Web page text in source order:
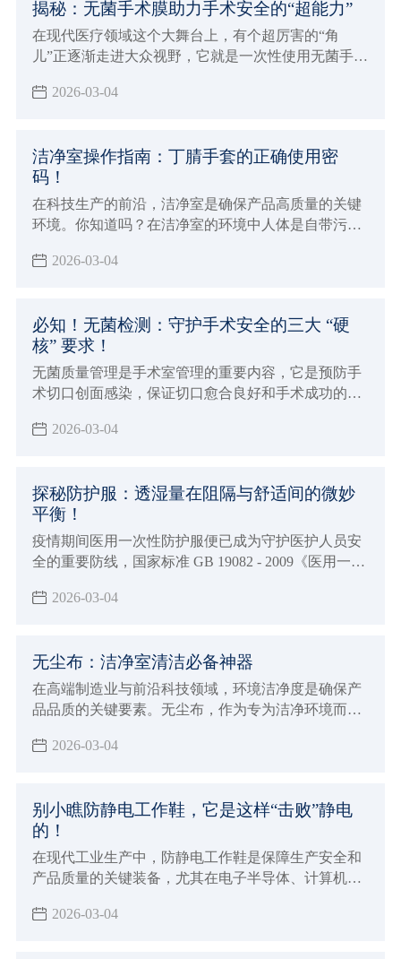
揭秘：无菌手术膜助力手术安全的“超能力”
在现代医疗领域这个大舞台上，有个超厉害的“角
儿”正逐渐走进大众视野，它就是一次性使用无菌手术
2026-03-04
洁净室操作指南：丁腈手套的正确使用密
码！
在科技生产的前沿，洁净室是确保产品高质量的关键
环境。你知道吗？在洁净室的环境中人体是自带污染
装材料，从而会导致人体分泌的汗液毛发等污染物损
2026-03-04
必知！无菌检测：守护手术安全的三大 “硬
核” 要求！
无菌质量管理是手术室管理的重要内容，它是预防手
术切口创面感染，保证切口愈合良好和手术成功的必
2026-03-04
探秘防护服：透湿量在阻隔与舒适间的微妙
平衡！
疫情期间医用一次性防护服便已成为守护医护人员安
全的重要防线，国家标准 GB 19082 - 2009《医用一次
2026-03-04
无尘布：洁净室清洁必备神器
在高端制造业与前沿科技领域，环境洁净度是确保产
品品质的关键要素。无尘布，作为专为洁净环境而生
2026-03-04
别小瞧防静电工作鞋，它是这样“击败”静电
的！
在现代工业生产中，防静电工作鞋是保障生产安全和
产品质量的关键装备，尤其在电子半导体、计算机、
2026-03-04